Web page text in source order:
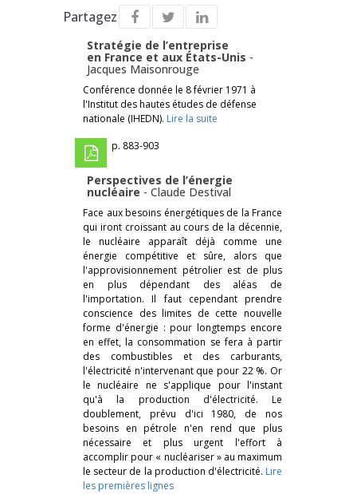
Partagez
Stratégie de l’entreprise
en France et aux États-Unis -
Jacques Maisonrouge
Conférence donnée le 8 février 1971 à
l'Institut des hautes études de défense
nationale (IHEDN). Lire la suite
p. 883-903
Perspectives de l’énergie
nucléaire - Claude Destival
Face aux besoins énergétiques de la France
qui iront croissant au cours de la décennie,
le nucléaire apparaît déjà comme une
énergie compétitive et sûre, alors que
l'approvisionnement pétrolier est de plus
en plus dépendant des aléas de
l'importation. Il faut cependant prendre
conscience des limites de cette nouvelle
forme d'énergie : pour longtemps encore
en effet, la consommation se fera à partir
des combustibles et des carburants,
l'électricité n'intervenant que pour 22 %. Or
le nucléaire ne s'applique pour l'instant
qu'à la production d'électricité. Le
doublement, prévu d'ici 1980, de nos
besoins en pétrole n'en rend que plus
nécessaire et plus urgent l'effort à
accomplir pour « nucléariser » au maximum
le secteur de la production d'électricité. Lire
les premières lignes